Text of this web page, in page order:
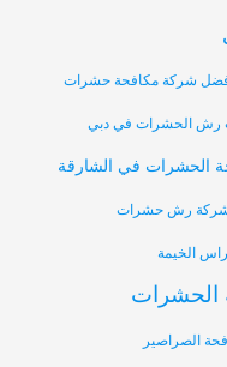
شركة مكافحة حشرات
رش الحشرات في دبي
الحشرات في الشارقة
رش حشرات
الخيمة
الحشرات
الصراصير